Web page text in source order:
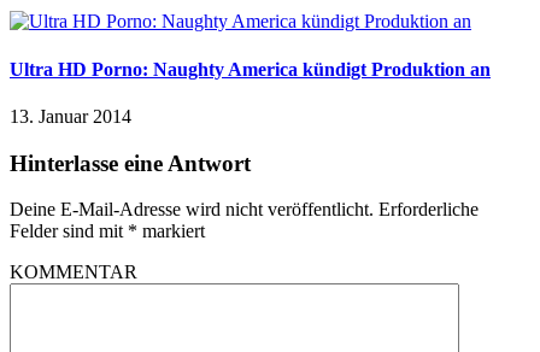
Ultra HD Porno: Naughty America kündigt Produktion an
13. Januar 2014
Hinterlasse eine Antwort
Deine E-Mail-Adresse wird nicht veröffentlicht. Erforderliche
Felder sind mit * markiert
KOMMENTAR